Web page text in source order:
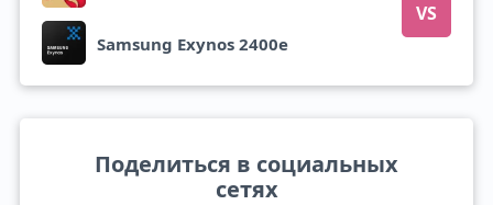
VS
Samsung Exynos 2400e
Поделиться в социальных
сетях